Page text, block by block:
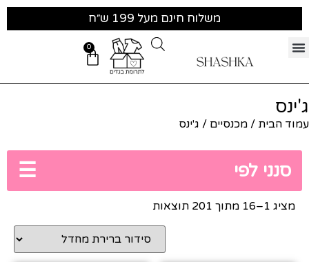
משלוח חינם מעל 199 ש״ח
0
ג'ינס
עמוד הבית / מכנסיים / ג'ינס
סנני לפי ☰
מציג 1–16 מתוך 201 תוצאות